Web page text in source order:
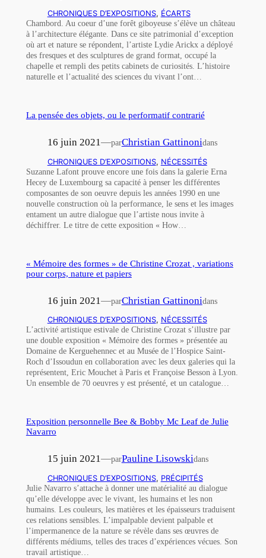
CHRONIQUES D’EXPOSITIONS, ÉCARTS
Chambord. Au coeur d’une forêt giboyeuse s’élève un château
à l’architecture élégante. Dans ce site patrimonial d’exception
où art et nature se répondent, l’artiste Lydie Arickx a déployé
des fresques et des sculptures de grand format, occupé la
chapelle et rempli des petits cabinets de curiosités. L’histoire
naturelle et l’actualité des sciences du vivant l’ont…
La pensée des objets, ou le performatif contrarié
16 juin 2021—parChristian Gattinonidans
CHRONIQUES D’EXPOSITIONS, NÉCESSITÉS
Suzanne Lafont prouve encore une fois dans la galerie Erna
Hecey de Luxembourg sa capacité à penser les différentes
composantes de son oeuvre depuis les années 1990 en une
nouvelle construction où la performance, le sens et les images
entament un autre dialogue que l’artiste nous invite à
déchiffrer. Le titre de cette exposition « How…
« Mémoire des formes » de Christine Crozat , variations
pour corps, nature et papiers
16 juin 2021—parChristian Gattinonidans
CHRONIQUES D’EXPOSITIONS, NÉCESSITÉS
L’activité artistique estivale de Christine Crozat s’illustre par
une double exposition « Mémoire des formes » présentée au
Domaine de Kerguehennec et au Musée de l’Hospice Saint-
Roch d’Issoudun en collaboration avec les deux galeries qui la
représentent, Eric Mouchet à Paris et Françoise Besson à Lyon.
Un ensemble de 70 oeuvres y est présenté, et un catalogue…
Exposition personnelle Bee & Bobby Mc Leaf de Julie
Navarro
15 juin 2021—parPauline Lisowskidans
CHRONIQUES D’EXPOSITIONS, PRÉCIPITÉS
Julie Navarro s’attache à donner une matérialité au dialogue
qu’elle développe avec le vivant, les humains et les non
humains. Les couleurs, les matières et les épaisseurs traduisent
ces relations sensibles. L’impalpable devient palpable et
l’impermanence de la nature se révèle dans ses œuvres de
différents médiums, telles des traces d’expériences vécues. Son
travail artistique…